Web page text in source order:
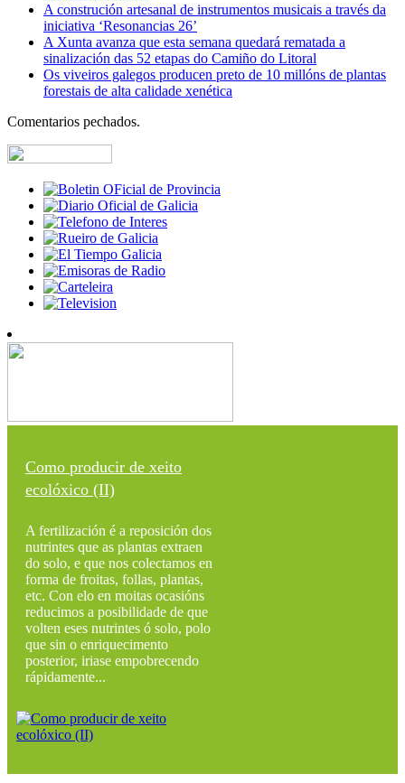
A construción artesanal de instrumentos musicais a través da
iniciativa ‘Resonancias 26’
A Xunta avanza que esta semana quedará rematada a
sinalización das 52 etapas do Camiño do Litoral
Os viveiros galegos producen preto de 10 millóns de plantas
forestais de alta calidade xenética
Comentarios pechados.
Como producir de xeito
ecolóxico (II)
A fertilización é a reposición dos
nutrintes que as plantas extraen
do solo, e que nos colectamos en
forma de froitas, follas, plantas,
etc. Con elo en moitas ocasións
reducimos a posibilidade de que
volten eses nutrintes ó solo, polo
que sin o enriquecimento
posterior, iriase empobrecendo
rápidamente...